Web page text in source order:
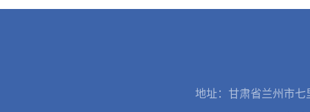
地址：甘肃省兰州市